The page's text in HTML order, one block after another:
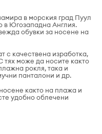
в морския град Пуул
в Югозападна Англия.
обувки за носене на
с качествена изработка,
тях може да носите както
рокля, така и
панталони и др.
както на плажа и
удобно облечени